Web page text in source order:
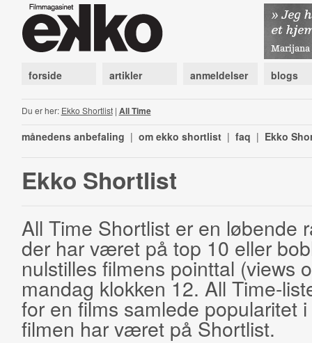
forside artikler anmeldelser blogs
Du er her: Ekko Shortlist| All Time
månedens anbefaling | om ekko shortlist | faq | Ekko
Ekko Shortlist
All Time Shortlist er en løbende
der har været på top 10 eller
nulstilles filmens pointtal (views
mandag klokken 12. All Time-
for en films samlede popularitet
filmen har været på Shortlist.